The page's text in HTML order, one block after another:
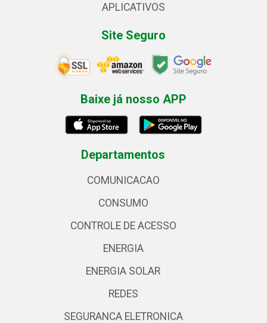
APLICATIVOS
Site Seguro
Baixe já nosso APP
Departamentos
COMUNICACAO
CONSUMO
CONTROLE DE ACESSO
ENERGIA
ENERGIA SOLAR
REDES
SEGURANCA ELETRONICA